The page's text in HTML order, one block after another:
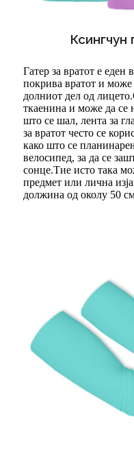
Ксингчун
Гатер за вратот е еден
покрива вратот и може
долниот дел од
ткаенина и може да се
што се шал, лента за
за вратот често се
како што се
велосипед, за да се
сонце.Тие исто така
предмет или лична
должина од околу 50